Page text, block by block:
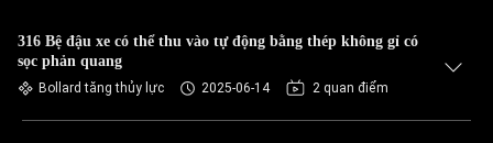
316 Bệ đậu xe có thể thu vào tự động bằng thép không gỉ có
sọc phản quang
Bollard tăng thủy lực 2025-06-14 2 quan điểm